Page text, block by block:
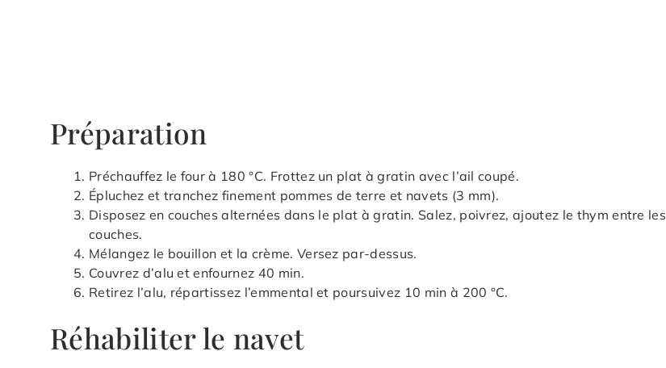
Préparation
Préchauffez le four à 180 °C. Frottez un plat à gratin avec l’ail coupé.
Épluchez et tranchez finement pommes de terre et navets (3 mm).
Disposez en couches alternées dans le plat à gratin. Salez, poivrez, ajoutez le thym entre les
couches.
Mélangez le bouillon et la crème. Versez par-dessus.
Couvrez d’alu et enfournez 40 min.
Retirez l’alu, répartissez l’emmental et poursuivez 10 min à 200 °C.
Réhabiliter le navet